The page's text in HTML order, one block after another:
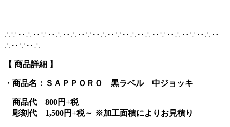
∴∵‥∴‥∵‥∴‥∴‥∵‥∴‥∵‥∴‥∴‥∵‥∴‥∵‥∴‥
∴‥∵‥∴
【 商品詳細 】
・商品名：ＳＡＰＰＯＲＯ 黒ラベル 中ジョッキ
商品代 800円+税
彫刻代 1,500円+税～ ※加工面積によりお見積り